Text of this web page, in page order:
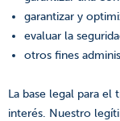
garantizar y
evaluar la
otros fines
La base legal para
interés. Nuestro